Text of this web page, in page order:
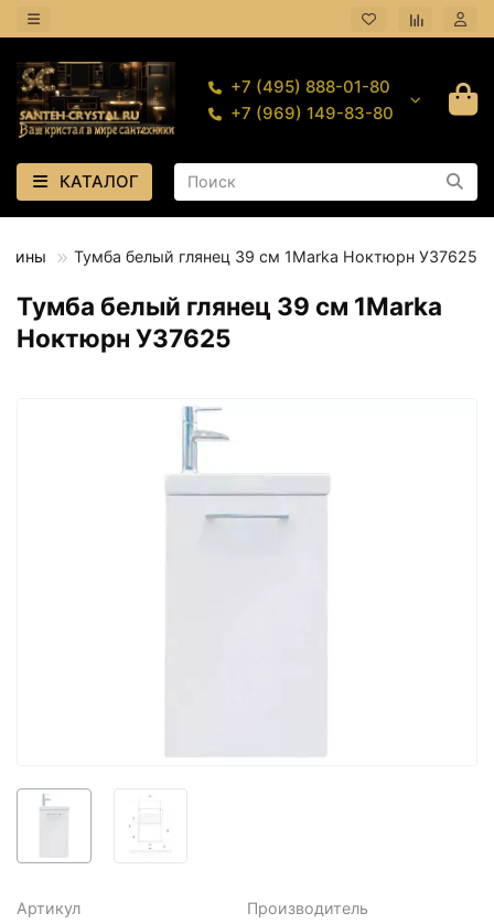
+7 (495) 888-01-80
+7 (969) 149-83-80
КАТАЛОГ
Тумба белый глянец 39 см 1Marka Ноктюрн У37625
Тумба белый глянец 39 см 1Marka
Ноктюрн У37625
Артикул Производитель